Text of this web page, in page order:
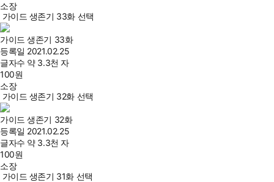
소장
가이드 생존기 33화 선택
가이드 생존기 33화
등록일 2021.02.25
글자수 약 3.3천 자
100원
소장
가이드 생존기 32화 선택
가이드 생존기 32화
등록일 2021.02.25
글자수 약 3.3천 자
100원
소장
가이드 생존기 31화 선택